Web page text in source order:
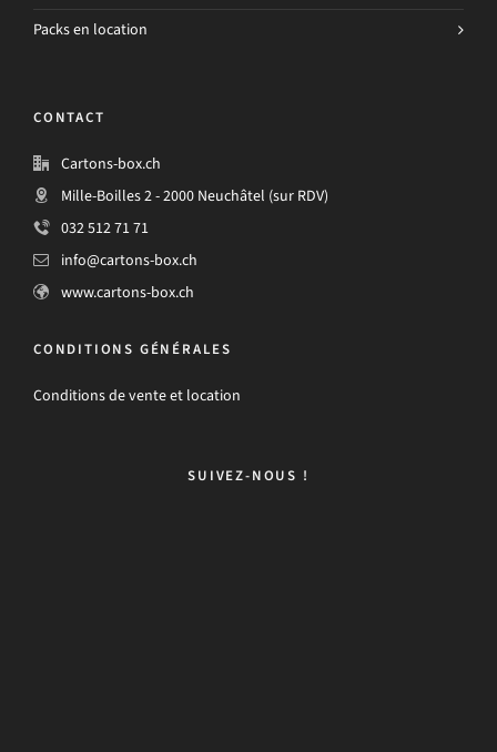
Packs en location
CONTACT
Cartons-box.ch
Mille-Boilles 2 - 2000 Neuchâtel (sur RDV)
032 512 71 71
info@cartons-box.ch
www.cartons-box.ch
CONDITIONS GÉNÉRALES
Conditions de vente et location
SUIVEZ-NOUS !